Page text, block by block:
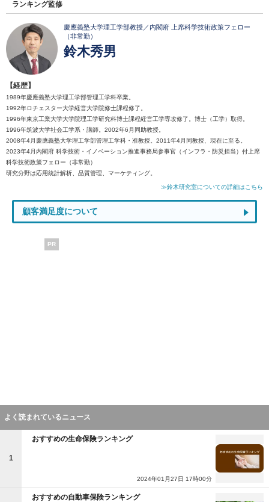
ランキング監修
慶應義塾大学理工学部教授／内閣府 上席科学技術政策フェロー
（非常勤）
鈴木秀男
【経歴】
1989年慶應義塾大学理工学部管理工学科卒業。
1992年ロチェスター大学経営大学院修士課程修了。
1996年東京工業大学大学院理工学研究科博士課程経営工学専攻修了。博士（工学）取得。
1996年筑波大学社会工学系・講師。2002年6月同助教授。
2008年4月慶應義塾大学理工学部管理工学科・准教授。2011年4月同教授、現在に至る。
2023年4月内閣府 科学技術・イノベーション推進事務局参事官（インフラ・防災担当）付上席
科学技術政策フェロー（非常勤）
研究分野は応用統計解析、品質管理、マーケティング。
≫鈴木研究室についての詳細はこちら
顧客満足度について
PR
よく読まれているニュース
1
おすすめの生命保険ランキング
2024年01月27日 17時00分
おすすめの自動車保険ランキング